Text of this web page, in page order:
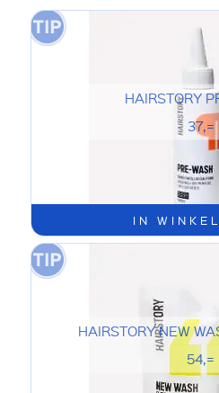
IN
HAIRSTORY
37,=
HAIRSTORY NEW
54,=